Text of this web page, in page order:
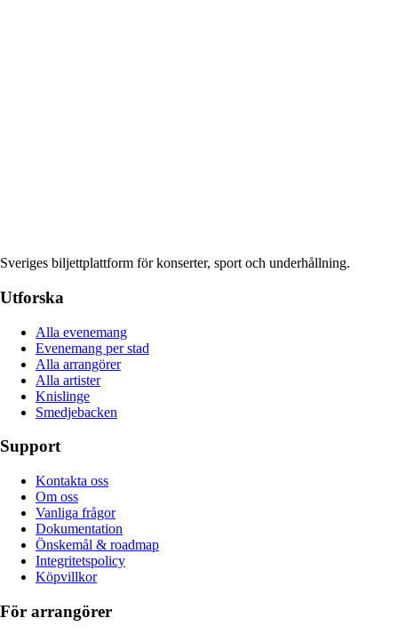
Sveriges biljettplattform för konserter, sport och underhållning.
Utforska
Alla evenemang
Evenemang per stad
Alla arrangörer
Alla artister
Knislinge
Smedjebacken
Support
Kontakta oss
Om oss
Vanliga frågor
Dokumentation
Önskemål & roadmap
Integritetspolicy
Köpvillkor
För arrangörer